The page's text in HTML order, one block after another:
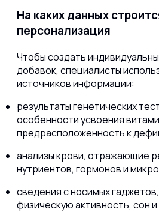
На каких данных
персонализация
Чтобы создать
добавок, специалисты
источников информации:
результаты генетических
особенности усвоения
предрасположенность к
анализы крови, отражающие
нутриентов, гормонов и
сведения с носимых
физическую активность, сон